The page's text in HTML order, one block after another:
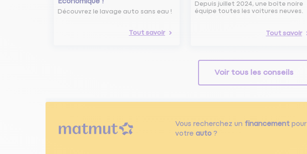
Découvrez le lavage auto sans eau !
Tout savoir
Depuis juillet 2024, une boîte noire
équipe toutes les voitures neuves.
Tout savoir
Voir tous les conseils
Vous recherchez un financementpour
votre auto?